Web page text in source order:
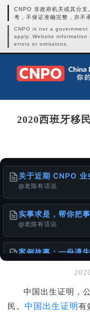
CNPO 非政府机关或其分支
考，不保证准确完整，亦不
CNPO is not a
apply. Website
errors or omissions.
2020西班牙移
关于近期 CNPO 业
@老陈有话说
实事求是，帮你把
@老陈有话说
案例故事：一份遗
@老陈有话说
针对香港居民的中
中国出生证明，
民。 中国出生证明有